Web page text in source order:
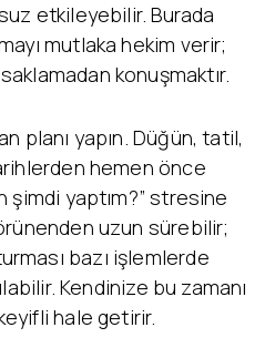
etkileyebilir. Burada
mutlaka hekim verir;
konuşmaktır.
planı yapın. Düğün, tatil,
hemen önce
şimdi yaptım?” stresine
uzun sürebilir;
bazı işlemlerde
Kendinize bu zamanı
hale getirir.